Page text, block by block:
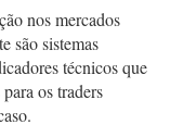
nos mercados
são sistemas
técnicos que
os traders